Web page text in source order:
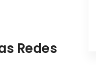
Redes